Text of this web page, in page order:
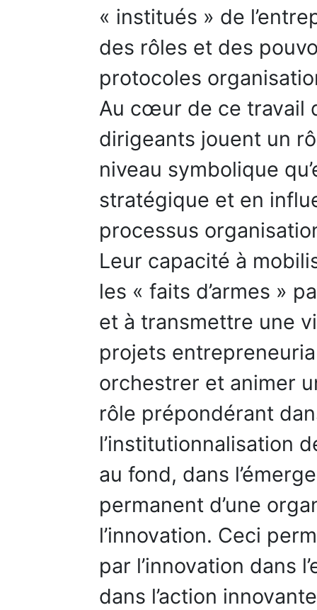
« institués » de
des rôles et des
protocoles
Au cœur de ce travail
dirigeants jouent un
niveau symbolique
stratégique et en
processus
Leur capacité à
les « faits d’armes »
et à transmettre une
projets
orchestrer et animer
rôle prépondérant
l’institutionnalisation
au fond, dans
permanent d’une
l’innovation. Ceci
par l’innovation dans
dans l’action